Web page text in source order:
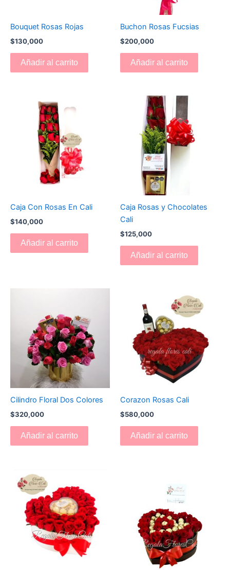
Bouquet Rosas Rojas
$130,000
Añadir al carrito
Buchon Rosas Fucsias
$200,000
Añadir al carrito
Caja Con Rosas En Cali
$140,000
Añadir al carrito
Caja Rosas y Chocolates
Cali
$125,000
Añadir al carrito
Cilindro Floral Dos Colores
$320,000
Añadir al carrito
Corazon Rosas Cali
$580,000
Añadir al carrito